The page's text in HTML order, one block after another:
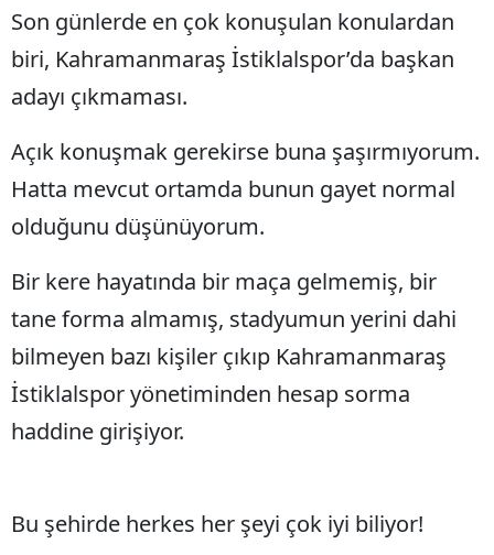
Son günlerde en çok konuşulan konulardan
biri, Kahramanmaraş İstiklalspor’da başkan
adayı çıkmaması.
Açık konuşmak gerekirse buna şaşırmıyorum.
Hatta mevcut ortamda bunun gayet normal
olduğunu düşünüyorum.
Bir kere hayatında bir maça gelmemiş, bir
tane forma almamış, stadyumun yerini dahi
bilmeyen bazı kişiler çıkıp Kahramanmaraş
İstiklalspor yönetiminden hesap sorma
haddine girişiyor.
Bu şehirde herkes her şeyi çok iyi biliyor!